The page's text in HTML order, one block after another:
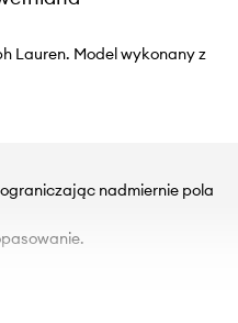
Lauren. Model wykonany z
nadmiernie pola